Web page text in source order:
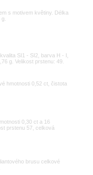
s motivem květiny. Délka
SI1 - SI2, barva H - I,
g. Velikost prstenu: 49.
hmotnosti 0,52 ct, čistota
0,30 ct a 16
prstenu 57, celková
brusu celkové